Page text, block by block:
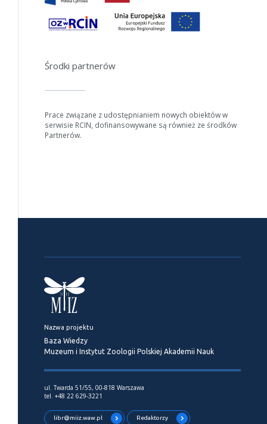
Środki partnerów
Prace związane z udostępnianiem nowych obiektów w
serwisie RCIN, dofinansowywane są również ze środków
Partnerów.
Nazwa projektu
Baza Wiedzy
Muzeum i Instytut Zoologii Polskiej Akademii Nauk
ul. Twarda 51/55, 00-818 Warszawa
tel. +48 22 629-3221
libr@miiz.waw.pl Redaktorzy